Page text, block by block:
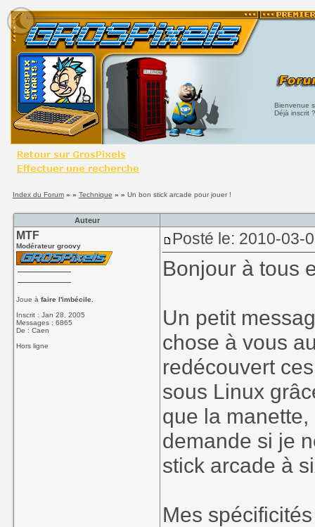
Bienvenue
Déjà inscrit
Index du Forum» » Technique » » Un bon stick arcade pour jouer !
Auteur
MTF
Modérateur groovy
Joue àfaire l'imbécile.
Inscrit : Jan 28, 2005
Messages : 6865
De : Caen
Hors ligne
Posté le: 2010-03-
Bonjour à tous
Un petit
chose à vous
redécouvert
sous Linux
que la
demande si je
stick arcade à
Mes